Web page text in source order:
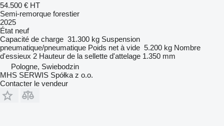
54.500 € HT
Semi-remorque forestier
2025
État neuf
Capacité de charge 31.300 kg Suspension
pneumatique/pneumatique Poids net à vide 5.200 kg Nombre
d'essieux 2 Hauteur de la sellette d'attelage 1.350 mm
Pologne, Swiebodzin
MHS SERWIS Spółka z o.o.
Contacter le vendeur